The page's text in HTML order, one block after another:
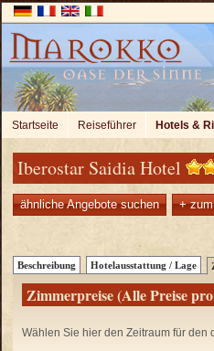
Startseite Reiseführer Hotels &
Iberostar Saidia Hotel
ähnliche Angebote suchen +
Beschreibung Hotelausstattung / Lage
Zimmerpreise (Alle Preise
Wählen Sie hier den Zeitraum für